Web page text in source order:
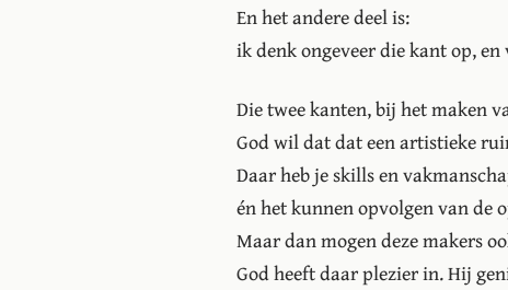
En het andere deel is:
ik denk ongeveer die kant op,
Die twee kanten, bij het maken
God wil dat dat een artistieke
Daar heb je skills en
én het kunnen opvolgen van de
Maar dan mogen deze makers
God heeft daar plezier in. Hij